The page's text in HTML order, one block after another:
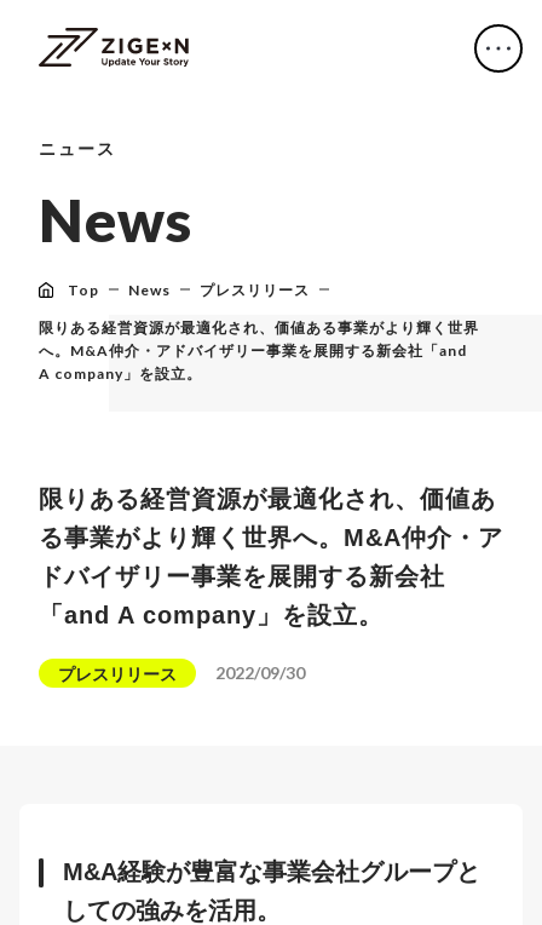
ニュース
News
Top News プレスリリース
限りある経営資源が最適化され、価値ある事業がより輝く世界
へ。M&A仲介・アドバイザリー事業を展開する新会社「and
A company」を設立。
限りある経営資源が最適化され、価値あ
る事業がより輝く世界へ。M&A仲介・ア
ドバイザリー事業を展開する新会社
「and A company」を設立。
プレスリリース 2022/09/30
M&A経験が豊富な事業会社グループと
しての強みを活用。